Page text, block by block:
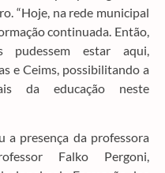
“Hoje, na rede municipal
continuada. Então,
pudessem estar aqui,
e Ceims, possibilitando a
da educação neste
a presença da professora
Falko Pergoni,